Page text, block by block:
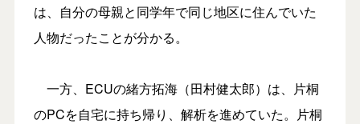
は、自分の母親と同学年で同じ地区に住んでいた
人物だったことが分かる。
一方、ECUの緒方拓海（田村健太郎）は、片桐
のPCを自宅に持ち帰り、解析を進めていた。片桐